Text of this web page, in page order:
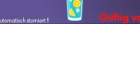
Onemodel